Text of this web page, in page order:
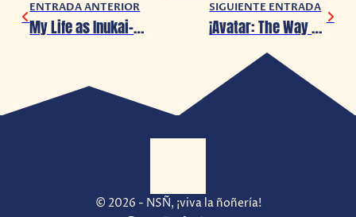
ENTRADA ANTERIOR
My Life as Inukai-san´s Dog (Inuhiro) revela estreno
SIGUIENTE ENTRADA
¡Avatar: The Way of the Water lanza nuevo avance!
© 2026 - NSÑ, ¡viva la ñoñería!